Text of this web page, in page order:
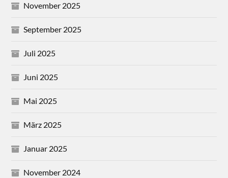
November 2025
September 2025
Juli 2025
Juni 2025
Mai 2025
März 2025
Januar 2025
November 2024